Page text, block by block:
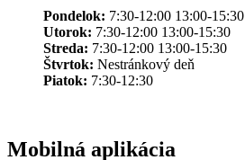
Pondelok: 7:30-12:00 13:00-15:30
Utorok: 7:30-12:00 13:00-15:30
Streda: 7:30-12:00 13:00-15:30
Štvrtok: Nestránkový deň
Piatok: 7:30-12:30
Mobilná aplikácia